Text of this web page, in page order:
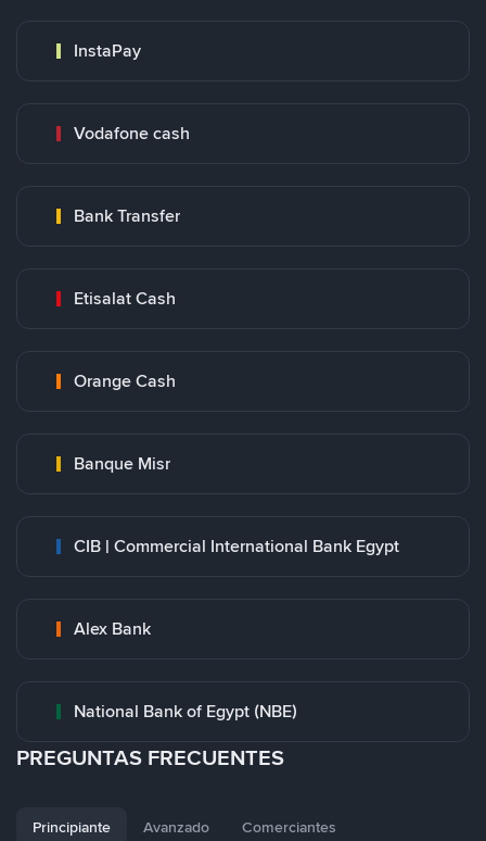
InstaPay
Vodafone cash
Bank Transfer
Etisalat Cash
Orange Cash
Banque Misr
CIB | Commercial International Bank Egypt
Alex Bank
National Bank of Egypt (NBE)
PREGUNTAS FRECUENTES
Principiante Avanzado Comerciantes